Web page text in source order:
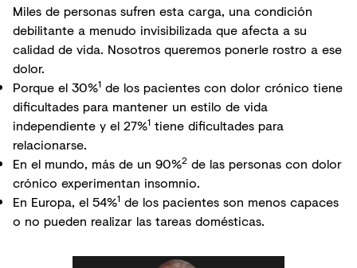
Miles de personas sufren esta carga, una condición
debilitante a menudo invisibilizada que afecta a su
calidad de vida. Nosotros queremos ponerle rostro a ese
dolor.
Porque el 30%1 de los pacientes con dolor crónico tiene
dificultades para mantener un estilo de vida
independiente y el 27%1 tiene dificultades para
relacionarse.
En el mundo, más de un 90%2 de las personas con dolor
crónico experimentan insomnio.
En Europa, el 54%1 de los pacientes son menos capaces
o no pueden realizar las tareas domésticas.